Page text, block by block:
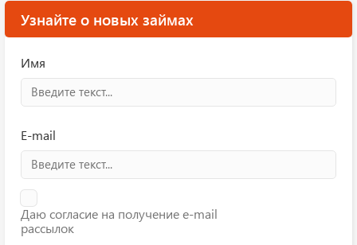
Узнайте о новых займах
Имя
E-mail
Даю согласие на получение e-mail
рассылок